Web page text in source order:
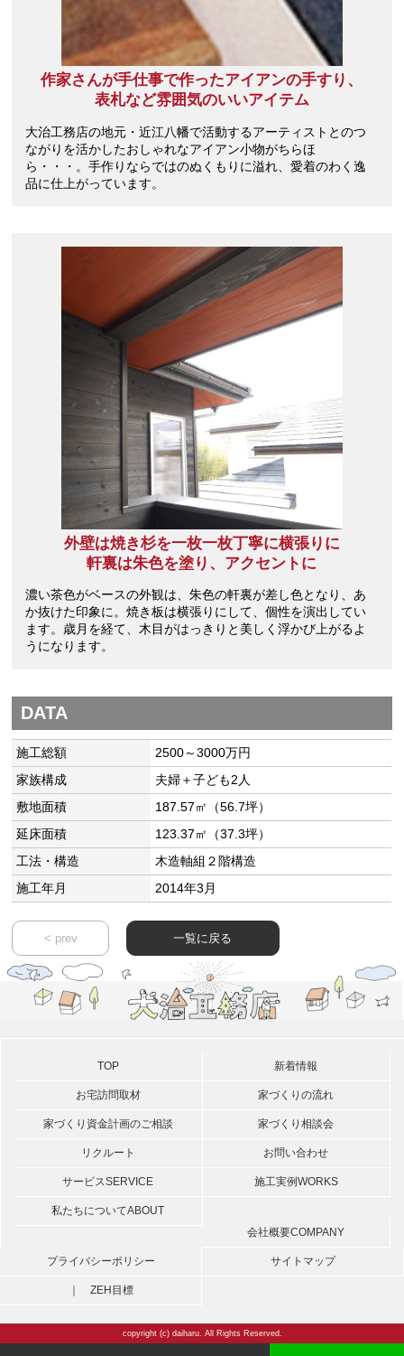
作家さんが手仕事で作ったアイアンの手すり、
表札など雰囲気のいいアイテム
大治工務店の地元・近江八幡で活動するアーティストとのつ
ながりを活かしたおしゃれなアイアン小物がちらほ
ら・・・。手作りならではのぬくもりに溢れ、愛着のわく逸
品に仕上がっています。
外壁は焼き杉を一枚一枚丁寧に横張りに
軒裏は朱色を塗り、アクセントに
濃い茶色がベースの外観は、朱色の軒裏が差し色となり、あ
か抜けた印象に。焼き板は横張りにして、個性を演出してい
ます。歳月を経て、木目がはっきりと美しく浮かび上がるよ
うになります。
DATA
施工総額
2500～3000万円
家族構成
夫婦＋子ども2人
敷地面積
187.57㎡（56.7坪）
延床面積
123.37㎡（37.3坪）
工法・構造
木造軸組２階構造
施工年月
2014年3月
< prev 一覧に戻る
TOP 新着情報
お宅訪問取材 家づくりの流れ
家づくり資金計画のご相談 家づくり相談会
リクルート お問い合わせ
サービスSERVICE 施工実例WORKS
私たちについてABOUT
会社概要COMPANY
プライバシーポリシー サイトマップ
｜ ZEH目標
copyright (c) daiharu. All Rights Reserved.